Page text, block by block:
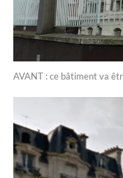
AVANT : ce bâtiment va